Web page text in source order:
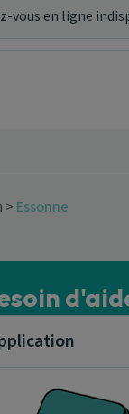
vous en ligne
> Essonne
de support ou